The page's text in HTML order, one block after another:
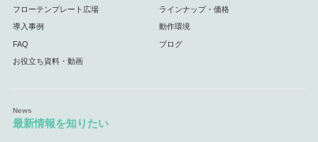
フローテンプレート広場 ラインナップ・価格
導入事例 動作環境
FAQ ブログ
お役立ち資料・動画
最新情報を知りたい